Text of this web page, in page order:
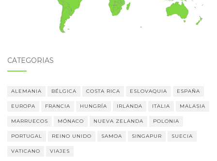
CATEGORÍAS
ALEMANIA BÉLGICA COSTA RICA ESLOVAQUIA ESPAÑA
EUROPA FRANCIA HUNGRÍA IRLANDA ITALIA MALASIA
MARRUECOS MÓNACO NUEVA ZELANDA POLONIA
PORTUGAL REINO UNIDO SAMOA SINGAPUR SUECIA
VATICANO VIAJES